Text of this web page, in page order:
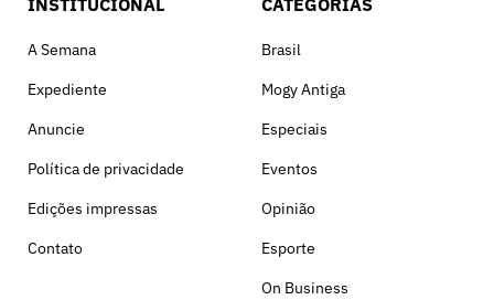
INSTITUCIONAL
A Semana
Expediente
Anuncie
Política de privacidade
Edições impressas
Contato
CATEGORIAS
Brasil
Mogy Antiga
Especiais
Eventos
Opinião
Esporte
On Business